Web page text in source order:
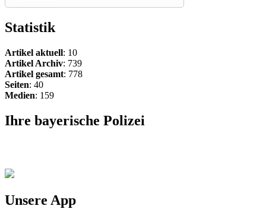
Statistik
Artikel aktuell: 10
Artikel Archiv: 739
Artikel gesamt: 778
Seiten: 40
Medien: 159
Ihre bayerische Polizei
Unsere App